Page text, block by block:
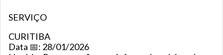
SERVIÇO
CURITIBA
Data 📅: 28/01/2026